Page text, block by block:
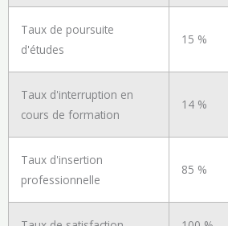
Taux de poursuite
d'études
15 %
Taux d'interruption en
cours de formation
14 %
Taux d'insertion
professionnelle
85 %